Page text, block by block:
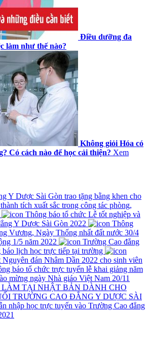
Điều dưỡng đa
làm như thế nào?
Không giỏi Hóa có
Có cách nào để học cải thiện? Xem
Y Dược Sài Gòn trao tặng bằng khen cho
tích xuất sắc trong công tác phòng,
Thông báo tổ chức Lễ tốt nghiệp và
Y Dược Sài Gòn 2022
Thông
Vương, Ngày Thống nhất đất nước 30/4
1/5 năm 2022
Trường Cao đẳng
lịch học trực tiếp tại trường
đán Nhâm Dần 2022 cho sinh viên
báo tổ chức trực tuyến lễ khai giảng năm
mừng ngày Nhà giáo Việt Nam 20/11
LÀM TẠI NHẬT BẢN DÀNH CHO
TRƯỜNG CAO ĐẲNG Y DƯỢC SÀI
nhập học trực tuyến vào Trường Cao đẳng